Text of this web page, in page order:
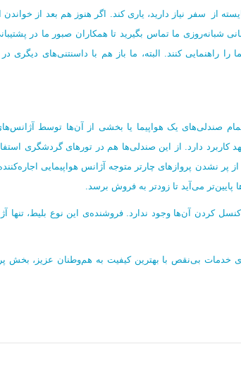
از سفر نیاز دارید، یاری کند. اگر هنوز هم بعد از
شبانه‌روزی ما تماس بگیرید تا همکاران صبور ما در
کنند. البته، ما باز هم با داسنتنی‌های دیگری
صندلی‌های یک هواپیما یا بخشی از آن‌ها توسط
کاربرد دارد. از این صندلی‌ها هم در تورهای گردشگری
پر نشدن پروازهای چارتر متوجه آژانس هواپیمایی
پایین‌تر می‌آید تا زودتر به فروش برسد.
کردن آن‌ها وجود ندارد. فروشنده‌ی این نوع بلیط، تنها
بی‌نقص با بهترین کیفیت به هم‌وطنان عزیز، بخش